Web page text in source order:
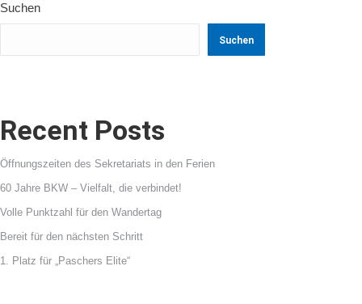
Suchen
Suchen
Recent Posts
Öffnungszeiten des Sekretariats in den Ferien
60 Jahre BKW – Vielfalt, die verbindet!
Volle Punktzahl für den Wandertag
Bereit für den nächsten Schritt
1. Platz für „Paschers Elite“